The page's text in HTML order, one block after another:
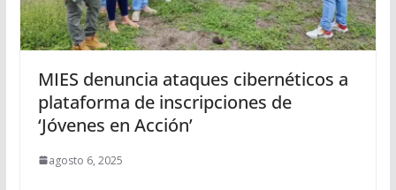
MIES denuncia ataques cibernéticos a
plataforma de inscripciones de
‘Jóvenes en Acción’
agosto 6, 2025